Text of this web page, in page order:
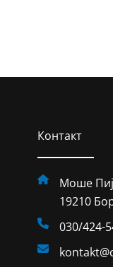
Контакт
Моше
19210
030/424-